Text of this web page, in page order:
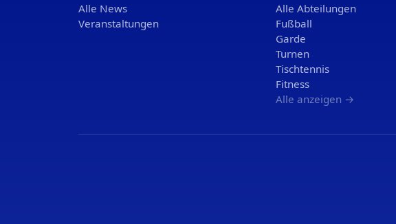
Alle News
Veranstaltungen
Alle Abteilungen
Fußball
Garde
Turnen
Tischtennis
Fitness
Alle anzeigen →